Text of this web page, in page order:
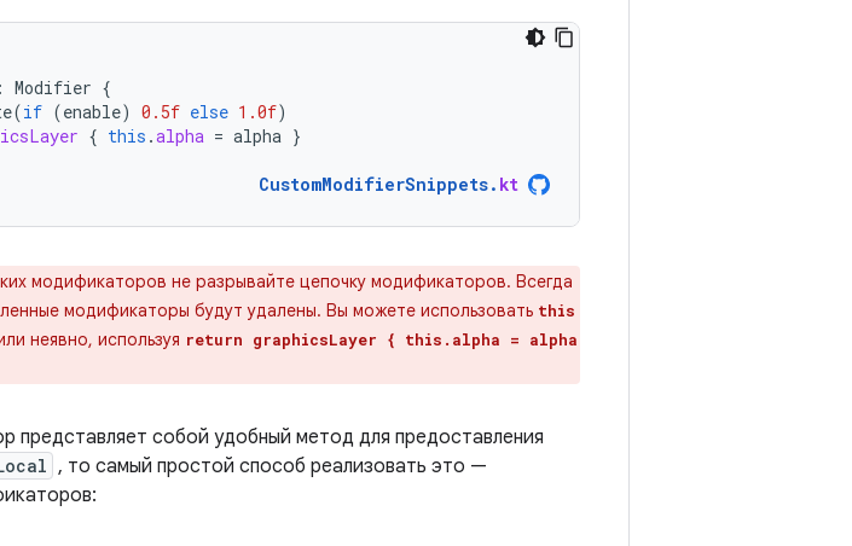
Modifier {
(if (enable) 0.5f else 1.0f)
{ this .alpha = alpha }
CustomModifierSnippets. kt
модификаторов не разрывайте цепочку модификаторов. Всегда
модификаторы будут удалены. Вы можете использовать this
неявно, используя return graphicsLayer { this.alpha = alpha
представляет собой удобный метод для предоставления
, то самый простой способ реализовать это —